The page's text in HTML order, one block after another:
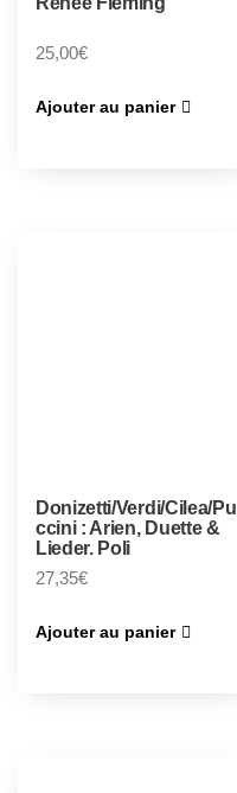
25,00€
Ajouter au panier
Donizetti/Verdi/Cilea/Pu
ccini : Arien, Duette &
Lieder. Poli
27,35€
Ajouter au panier